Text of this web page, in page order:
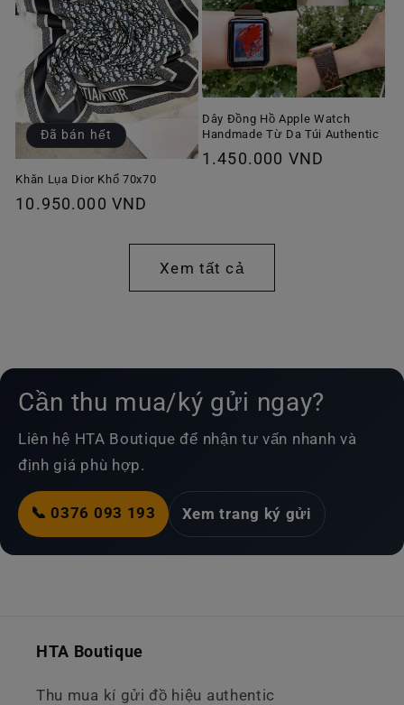
Đã bán hết
Khăn Lụa Dior Khổ 70x70
Giá
10.950.000 VND
Dây Đồng Hồ Apple Watch
Handmade Từ Da Túi Authentic
Giá
1.450.000 VND
Xem tất cả
Cần thu mua/ký gửi ngay?
Liên hệ HTA Boutique để nhận tư vấn nhanh và
định giá phù hợp.
📞 0376 093 193 Xem trang ký gửi
HTA Boutique
Thu mua kí gửi đồ hiệu authentic